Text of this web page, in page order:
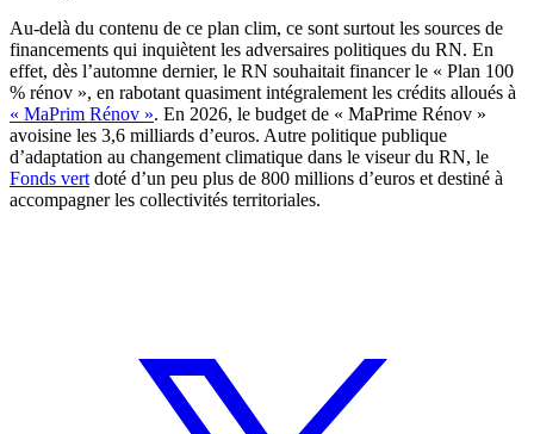
Au-delà du contenu de ce plan clim, ce sont surtout les sources de
financements qui inquiètent les adversaires politiques du RN. En
effet, dès l’automne dernier, le RN souhaitait financer le « Plan 100
% rénov », en rabotant quasiment intégralement les crédits alloués à
« MaPrim Rénov ». En 2026, le budget de « MaPrime Rénov »
avoisine les 3,6 milliards d’euros. Autre politique publique
d’adaptation au changement climatique dans le viseur du RN, le
Fonds vert doté d’un peu plus de 800 millions d’euros et destiné à
accompagner les collectivités territoriales.